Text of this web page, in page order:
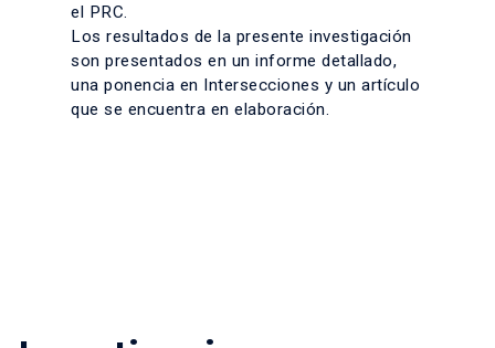
el PRC.
Los resultados de la presente investigación
son presentados en un informe detallado,
una ponencia en Intersecciones y un artículo
que se encuentra en elaboración.